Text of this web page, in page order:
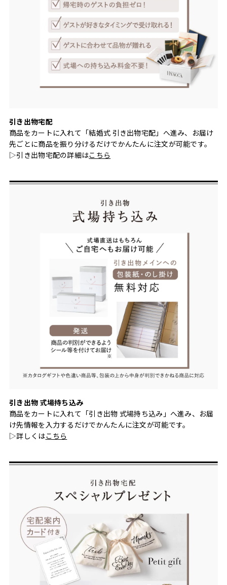
引き出物宅配
商品をカートに入れて「結婚式 引き出物宅配」へ進み、お届け
先ごとに商品を振り分けるだけでかんたんに注文が可能です。
▷引き出物宅配の詳細はこちら
引き出物 式場持ち込み
商品をカートに入れて「引き出物 式場持ち込み」へ進み、お届
け先情報を入力するだけでかんたんに注文が可能です。
▷詳しくはこちら